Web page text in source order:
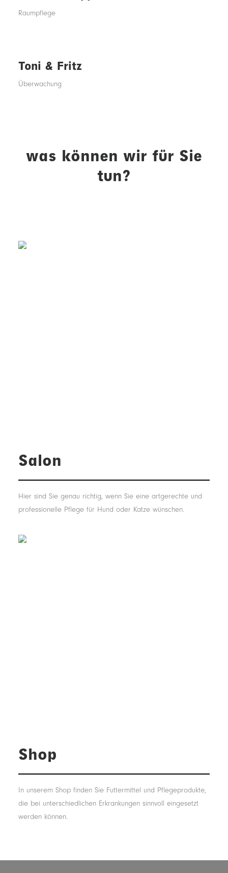
Raumpflege
Toni & Fritz
Überwachung
was können wir für Sie
tun?
Salon
Hier sind Sie genau richtig, wenn Sie eine artgerechte und
professionelle Pflege für Hund oder Katze wünschen.
Shop
In unserem Shop finden Sie Futtermittel und Pflegeprodukte,
die bei unterschiedlichen Erkrankungen sinnvoll eingesetzt
werden können.